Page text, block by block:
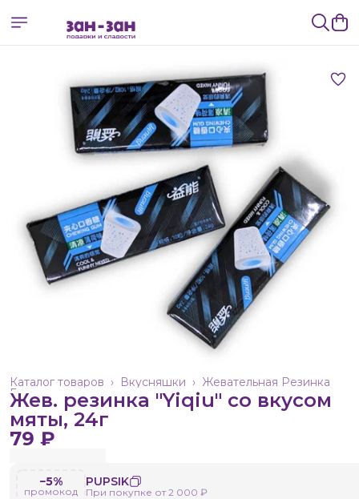
Жевательная Резинка
Вкусняшки ›
Каталог товаров ›
Главная
Жев. резинка "Yiqiu" со вкусом
мяты, 24г
79 ₽
−5%
промокод
PUPSIK
При покупке от 2 000 ₽